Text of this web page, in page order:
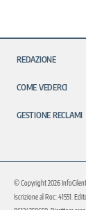
REDAZIONE
COME VEDERCI
GESTIONE RECLAMI
© Copyright 2026
Iscrizione al Roc: 41551.